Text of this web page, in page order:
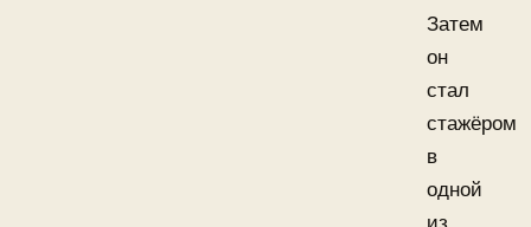
Затем
он
стал
стажёром
в
одной
из